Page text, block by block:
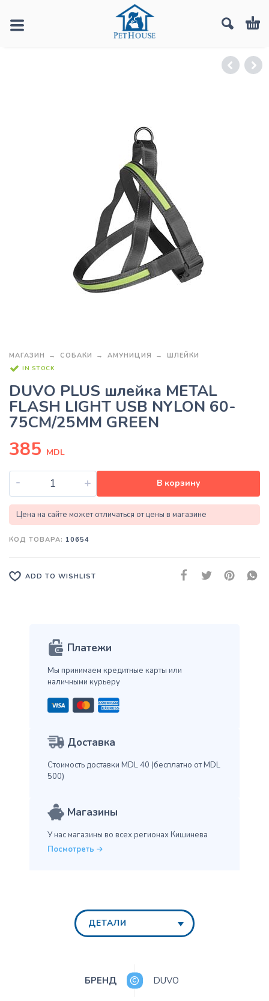
МАГАЗИН СОБАКИ АМУНИЦИЯ ШЛЕЙКИ
IN STOCK
DUVO PLUS шлейка METAL
FLASH LIGHT USB NYLON 60-
75CM/25MM GREEN
385 MDL
- + В корзину
Цена на сайте может отличаться от цены в магазине
КОД ТОВАРА: 10654
ADD TO WISHLIST
Платежи
Мы принимаем кредитные карты или
наличными курьеру
Доставка
Стоимость доставки MDL 40 (бесплатно от MDL
500)
Магазины
У нас магазины во всех регионах Кишинева
Посмотреть
ДЕТАЛИ
БРЕНД DUVO